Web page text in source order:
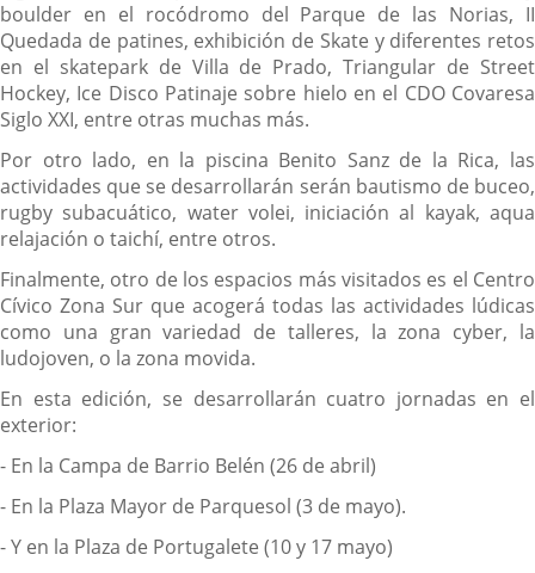
boulder en el rocódromo del Parque de las Norias, II
Quedada de patines, exhibición de Skate y diferentes retos
en el skatepark de Villa de Prado, Triangular de Street
Hockey, Ice Disco Patinaje sobre hielo en el CDO Covaresa
Siglo XXI, entre otras muchas más.
Por otro lado, en la piscina Benito Sanz de la Rica, las
actividades que se desarrollarán serán bautismo de buceo,
rugby subacuático, water volei, iniciación al kayak, aqua
relajación o taichí, entre otros.
Finalmente, otro de los espacios más visitados es el Centro
Cívico Zona Sur que acogerá todas las actividades lúdicas
como una gran variedad de talleres, la zona cyber, la
ludojoven, o la zona movida.
En esta edición, se desarrollarán cuatro jornadas en el
exterior:
- En la Campa de Barrio Belén (26 de abril)
- En la Plaza Mayor de Parquesol (3 de mayo).
- Y en la Plaza de Portugalete (10 y 17 mayo)